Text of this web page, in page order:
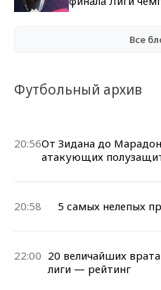
Все
Футбольный архив
20:56От Зидана до
атакующих
20:58 5 самых нелепых
22:00 20 величайших
лиги — рейтинг